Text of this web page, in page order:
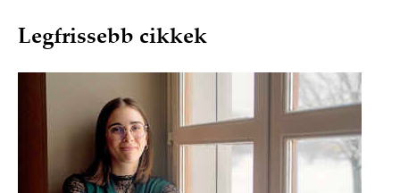
Legfrissebb cikkek